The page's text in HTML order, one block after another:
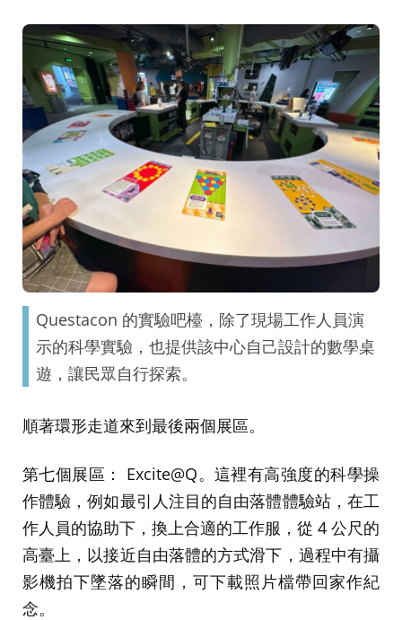
Questacon 的實驗吧檯，除了現場工作人員演
示的科學實驗，也提供該中心自己設計的數學桌
遊，讓民眾自行探索。
順著環形走道來到最後兩個展區。
第七個展區： Excite@Q。這裡有高強度的科學操
作體驗，例如最引人注目的自由落體體驗站，在工
作人員的協助下，換上合適的工作服，從 4 公尺的
高臺上，以接近自由落體的方式滑下，過程中有攝
影機拍下墜落的瞬間，可下載照片檔帶回家作紀
念。